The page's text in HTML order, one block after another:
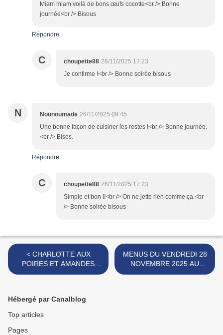
Miam miam voilà de bons œufs cocotte<br /> Bonne
journée<br /> Bisous
Répondre
C choupette88 26/11/2025 17:23
Je confirme !<br /> Bonne soirée bisous
N Nounoumade 26/11/2025 09:45
Une bonne façon de cuisiner les restes !<br /> Bonne journée.
<br /> Bises.
Répondre
C choupette88 26/11/2025 17:23
Simple et bon !!<br /> On ne jette rien comme ça.<br
/> Bonne soirée bisous
< CHARLOTTE AUX
POIRES ET AMANDES
GRILLEES
MENUS DU VENDREDI 28
NOVEMBRE 2025 AU
JEUDI 4 DECEMBRE 2025
Hébergé par Canalblog
Top articles
Pages